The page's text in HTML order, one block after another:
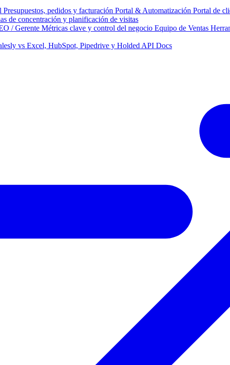
Presupuestos, pedidos y facturación Portal & Automatización Portal de
de concentración y planificación de visitas
/ Gerente Métricas clave y control del negocio Equipo de Ventas
vs Excel, HubSpot, Pipedrive y Holded API Docs